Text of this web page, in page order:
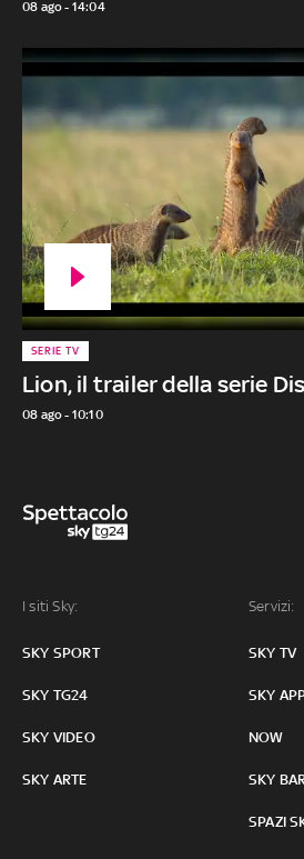
08 ago - 14:04
Lion, il trailer della serie
SERIE TV
08 ago - 10:10
I siti Sky:
SKY SPORT
SKY TG24
SKY VIDEO
SKY ARTE
Servizi:
SKY TV
SKY
NOW
SKY
SPAZI